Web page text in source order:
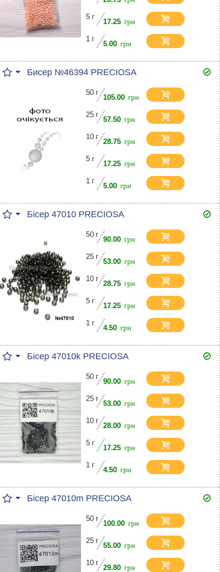
5 г
17.25
1 г
5.00
Бисер №46394 PRECIOSA
50 г
105.00
25 г
57.50
10 г
28.75
5 г
17.25
1 г
5.00
Бісер 47010 PRECIOSA
50 г
90.00
25 г
53.00
10 г
28.75
5 г
17.25
1 г
4.50
Бісер 47010k PRECIOSA
50 г
90.00
25 г
53.00
10 г
28.00
5 г
17.25
1 г
4.50
Бісер 47010m PRECIOSA
50 г
100.00
25 г
55.00
10 г
29.80